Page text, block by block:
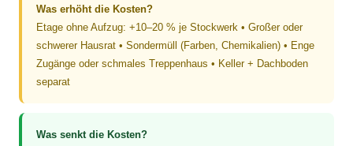
Was erhöht die Kosten?
Etage ohne Aufzug: +10–20 % je Stockwerk • Großer oder
schwerer Hausrat • Sondermüll (Farben, Chemikalien) • Enge
Zugänge oder schmales Treppenhaus • Keller + Dachboden
separat
Was senkt die Kosten?